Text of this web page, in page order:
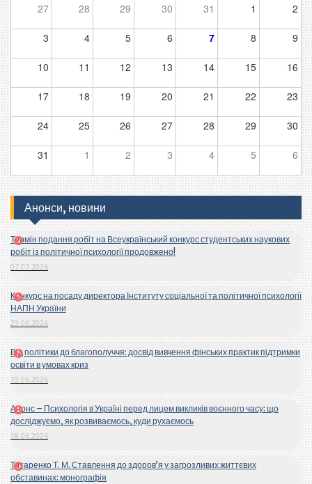
27 28 29 30 31 1 2
3 4 5 6 7 8 9
10 11 12 13 14 15 16
17 18 19 20 21 22 23
24 25 26 27 28 29 30
31 1 2 3 4 5 6
Анонси, новини
Термін подання робіт на Всеукраїнський конкурс студентських наукових
робіт із політичної психології продовжено!
07.07.2026
Конкурс на посаду директора Інституту соціальної та політичної психології
НАПН України
23.06.2026
Від політики до благополуччя: досвід вивчення фінських практик підтримки
освіти в умовах криз
19.06.2026
Анонс – Психологія в Україні перед лицем викликів воєнного часу: що
досліджуємо, як розвиваємось, куди рухаємось
18.06.2026
Титаренко Т. М. Ставлення до здоров’я у загрозливих життєвих
обставинах: монографія